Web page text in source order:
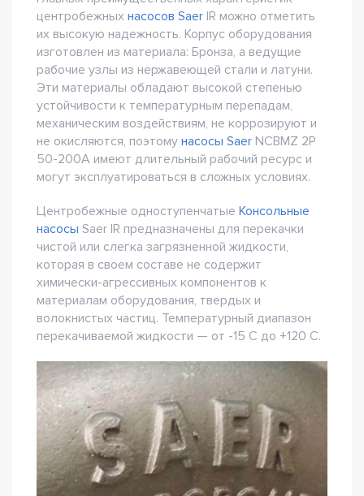
центробежных насосов Saer IR можно отметить
их высокую надежность. Корпус оборудования
изготовлен из материала: Бронза, а ведущие
рабочие узлы из нержавеющей стали и латуни.
Эти материалы обладают высокой степенью
устойчивости к температурным перепадам,
механическим воздействиям, не коррозируют и
не окисляются, поэтому насосы Saer NCBMZ 2P
50-200A имеют длительный рабочий ресурс и
могут эксплуатироваться в сложных условиях.
Центробежные одноступенчатые Консольные
насосы Saer IR предназначены для перекачки
чистой или слегка загрязненной жидкости,
которая в своем составе не содержит
химически-агрессивных компонентов к
материалам оборудования, твердых и
волокнистых частиц. Температурный диапазон
перекачиваемой жидкости — от -15 С до +120 С.